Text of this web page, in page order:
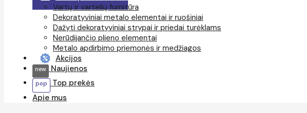
Vartų ir vartelių furnitūra
Dekoratyviniai metalo elementai ir ruošiniai
Dažyti dekoratyviniai strypai ir priedai turėklams
Nerūdijančio plieno elementai
Metalo apdirbimo priemonės ir medžiagos
Akcijos
Naujienos
Top prekės
Apie mus